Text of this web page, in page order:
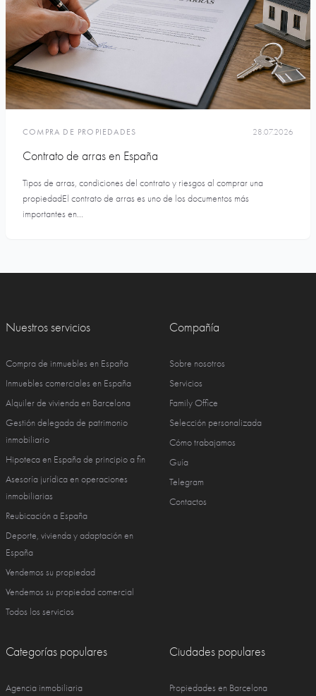
COMPRA DE PROPIEDADES 28.07.2026
Contrato de arras en España
Tipos de arras, condiciones del contrato y riesgos al comprar una
propiedadEl contrato de arras es uno de los documentos más
importantes en...
Nuestros servicios
Compra de inmuebles en España
Inmuebles comerciales en España
Alquiler de vivienda en Barcelona
Gestión delegada de patrimonio
inmobiliario
Hipoteca en España de principio a fin
Asesoría jurídica en operaciones
inmobiliarias
Reubicación a España
Deporte, vivienda y adaptación en
España
Vendemos su propiedad
Vendemos su propiedad comercial
Todos los servicios
Compañía
Sobre nosotros
Servicios
Family Office
Selección personalizada
Cómo trabajamos
Guía
Telegram
Contactos
Categorías populares
Agencia inmobiliaria
Ciudades populares
Propiedades en Barcelona